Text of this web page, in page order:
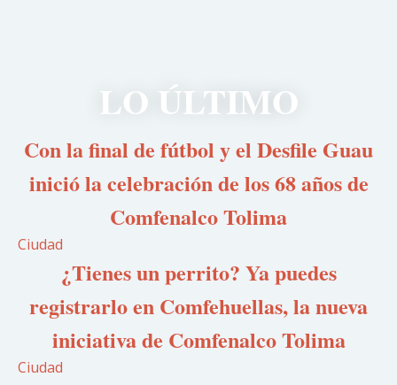
LO ÚLTIMO
Con la final de fútbol y el Desfile Guau
inició la celebración de los 68 años de
Comfenalco Tolima
Ciudad
¿Tienes un perrito? Ya puedes
registrarlo en Comfehuellas, la nueva
iniciativa de Comfenalco Tolima
Ciudad